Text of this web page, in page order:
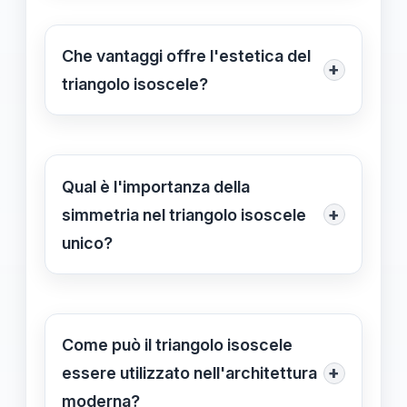
peso e dalla resistenza strutturale,
rendendolo una figura da utilizzare
Che vantaggi offre l'estetica del
triangolo isoscele?
+
L'estetica del triangolo isoscele
armoniose e visivamente gradevoli,
favorendo esperienze coinvolgenti
sia nell'arte che nel design.
Qual è l'importanza della
simmetria nel triangolo isoscele
unico?
+
La simmetria conferisce al triangolo
funzionale, rendendolo efficace in
progetti che richiedono stabilità e
bellezza.
Come può il triangolo isoscele
essere utilizzato nell'architettura
moderna?
+